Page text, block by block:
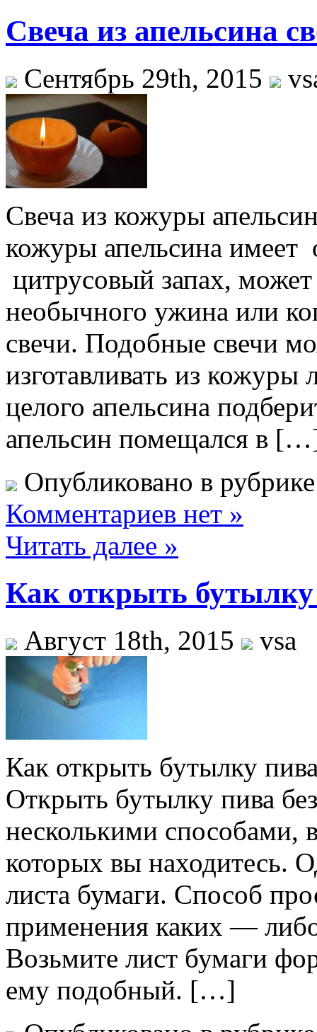
Свеча из апельсина
Сентябрь 29th, 2015
Свеча из кожуры
кожуры апельсина
цитрусовый запах,
необычного ужина или
свечи. Подобные свечи
изготавливать из
целого апельсина
апельсин помещался в
Опубликовано в
Комментариев нет »
Читать далее »
Как открыть
Август 18th, 2015 vsa
Как открыть бутылку
Открыть бутылку пива
несколькими способами,
которых вы находитесь.
листа бумаги. Способ
применения каких —
Возьмите лист бумаги
ему подобный. […]